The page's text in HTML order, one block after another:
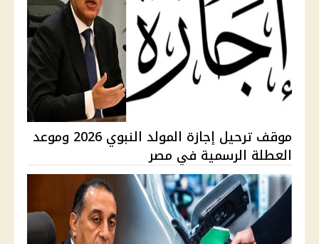
موقف ترحيل إجازة المولد النبوي 2026 وموعد
العطلة الرسمية في مصر